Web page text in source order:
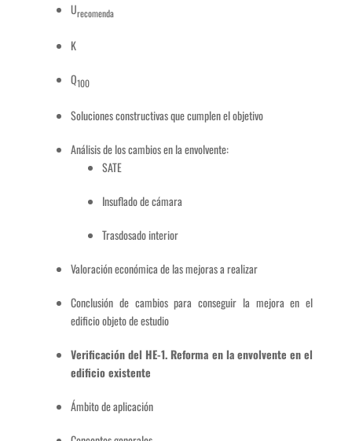
Urecomenda
K
Q100
Soluciones constructivas que cumplen el objetivo
Análisis de los cambios en la envolvente:
SATE
Insuflado de cámara
Trasdosado interior
Valoración económica de las mejoras a realizar
Conclusión de cambios para conseguir la mejora en el
edificio objeto de estudio
Verificación del HE-1. Reforma en la envolvente en el
edificio existente
Ámbito de aplicación